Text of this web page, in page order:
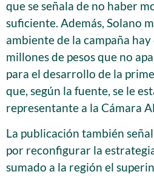
que se señala de no haber
suficiente. Además, Solano
ambiente de la campaña
millones de pesos que no
para el desarrollo de la
que, según la fuente, se le
representante a la Cámara
La publicación también
por reconfigurar la
sumado a la región el